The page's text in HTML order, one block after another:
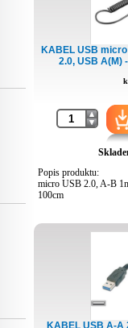
KABEL USB
2.0, USB A(M)
Popis produktu:
micro USB 2.0, A-B
100cm
- USB 2.0 rychlost až
- USB kabel
připojení k počítači
konektorem USB
digitalni fotoaparat...)
KABEL USB A-A